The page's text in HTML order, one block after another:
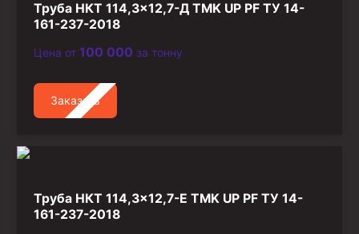
Труба НКТ 114,3×12,7-Д TMK UP PF ТУ 14-
161-237-2018
Цена от 100 000 за тонну
Заказать
Труба НКТ 114,3×12,7-Е TMK UP PF ТУ 14-
161-237-2018